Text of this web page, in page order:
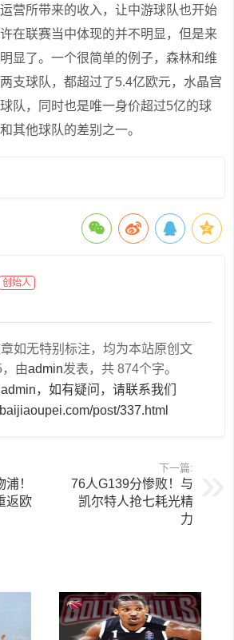
营所带来的收入，让中游球队也开始
在联赛当中体现的并不明显，但是来
显了。一个很简单的例子，森林和维
支球队，都超过了5.4亿欧元，水晶宫
队，同时也是唯一身价超过5亿的球
其他球队的差别之一。
创始人
如无特别标注，均为本站原创文
由admin发表，共 874个字。
admin，如有疑问，请联系我们
post/337.html
！
返欧
下一篇:
76人G139分惨败！与
凯尔特人抢七耗光精
力